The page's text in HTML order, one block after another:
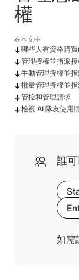
權
在本文中
哪些人有資格購買
管理授權並指派
手動管理授權並
批量管理授權並
管控和管理請求
檢視 AI 隊友使用
誰
如需